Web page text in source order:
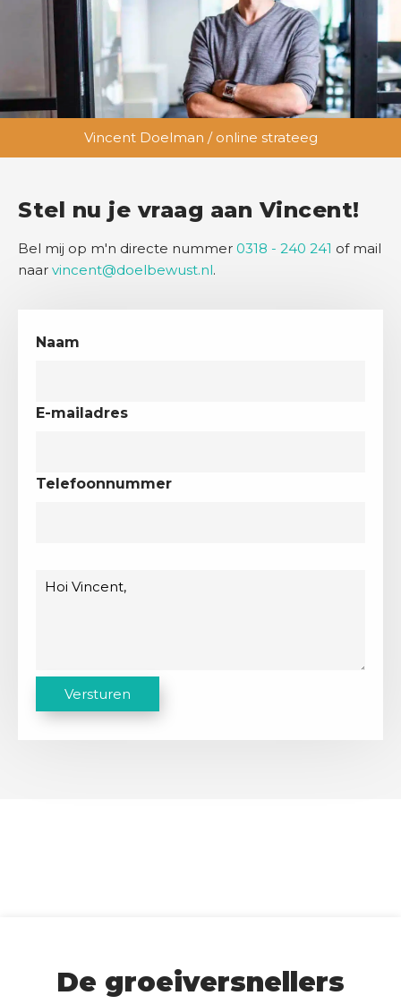
Vincent Doelman / online strateeg
Stel nu je vraag aan Vincent!
Bel mij op m'n directe nummer 0318 - 240 241 of mail
naar vincent@doelbewust.nl.
Naam
E-mailadres
Telefoonnummer
A
Versturen
De groeiversnellers